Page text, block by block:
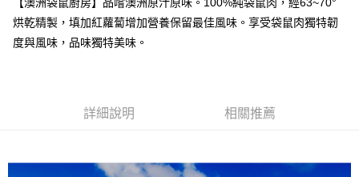
宅配
烘乾精製，填加紅蘿蔔增加營養保留最佳風味。享受袋鼠肉獨特韌
度與風味，品味獨特美味。
詳細說明 相關推薦